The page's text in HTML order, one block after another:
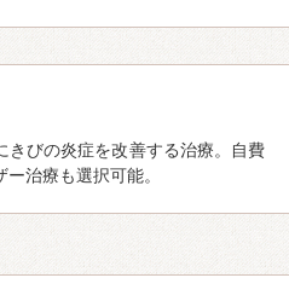
きびの炎症を改善する治療。自費
治療も選択可能。